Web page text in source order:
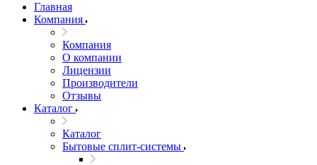
Главная
Компания
Компания
О компании
Лицензии
Производители
Отзывы
Каталог
Каталог
Бытовые сплит-системы